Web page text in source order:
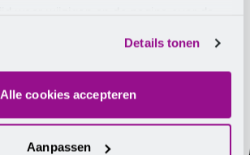
Details tonen
Alle cookies accepteren
Aanpassen